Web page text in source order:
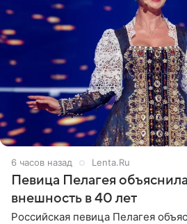
6 часов назад Lenta.Ru
Певица Пелагея
внешность в 40 лет
Российская певица Пелагея